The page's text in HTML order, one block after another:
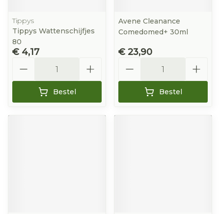
Tippys
Tippys Wattenschijfjes
80
€ 4,17
Bestel
Avene Cleanance
Comedomed+ 30ml
€ 23,90
Bestel